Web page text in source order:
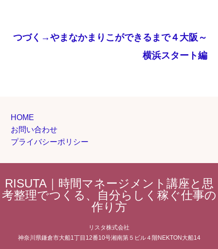
つづく→やまなかまりこができるまで４大阪～
横浜スタート編
HOME
お問い合わせ
プライバシーポリシー
RISUTA｜時間マネージメント講座と思
考整理でつくる、自分らしく稼ぐ仕事の
作り方
リスタ株式会社
神奈川県鎌倉市大船1丁目12番10号湘南第５ビル４階NEKTON大船14